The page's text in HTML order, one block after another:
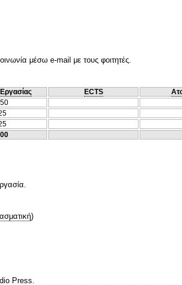
μέσω e-mail με τους φοιτητές.
ECTS
)
Press.